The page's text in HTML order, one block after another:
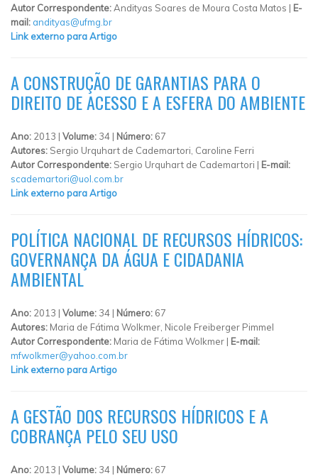
Autor Correspondente:Andityas Soares de Moura Costa Matos | E-
mail: andityas@ufmg.br
Link externo para Artigo
A CONSTRUÇÃO DE GARANTIAS PARA O
DIREITO DE ACESSO E A ESFERA DO AMBIENTE
Ano: 2013 | Volume: 34 | Número: 67
Autores: Sergio Urquhart de Cademartori, Caroline Ferri
Autor Correspondente: Sergio Urquhart de Cademartori | E-mail:
scademartori@uol.com.br
Link externo para Artigo
POLÍTICA NACIONAL DE RECURSOS HÍDRICOS:
GOVERNANÇA DA ÁGUA E CIDADANIA
AMBIENTAL
Ano: 2013 | Volume: 34 | Número: 67
Autores: Maria de Fátima Wolkmer, Nicole Freiberger Pimmel
Autor Correspondente: Maria de Fátima Wolkmer | E-mail:
mfwolkmer@yahoo.com.br
Link externo para Artigo
A GESTÃO DOS RECURSOS HÍDRICOS E A
COBRANÇA PELO SEU USO
Ano: 2013 | Volume: 34 | Número: 67